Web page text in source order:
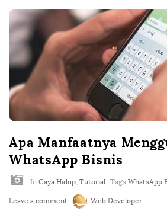
Apa Manfaatnya
WhatsApp Bisnis
In Gaya Hidup Tutorial Tags WhatsApp
Leave a comment Web Developer